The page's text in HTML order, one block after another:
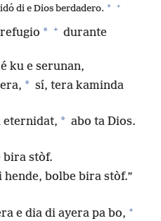
di e Dios berdadero. * +
* + durante
ku e serunan,
* sí, tera kaminda
eternidat, * abo ta Dios.
bira stòf.
hende, bolbe bira stòf.”
e dia di ayera pa bo, +